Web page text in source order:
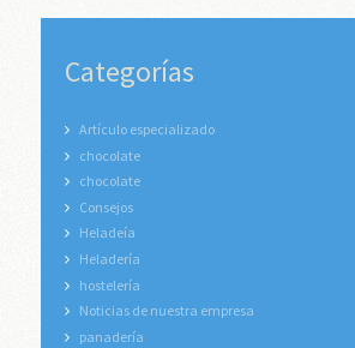
Categorías
Artículo especializado
chocolate
chocolate
Consejos
Heladeía
Heladería
hostelería
Noticias de nuestra empresa
panadería